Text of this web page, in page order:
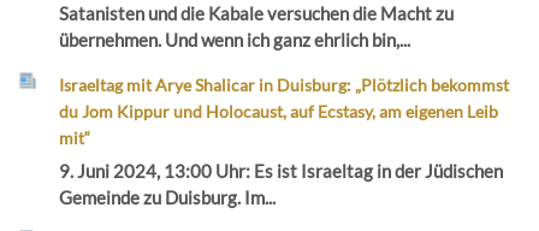
Satanisten und die Kabale versuchen die Macht zu
übernehmen. Und wenn ich ganz ehrlich bin,...
Israeltag mit Arye Shalicar in Duisburg: „Plötzlich bekommst
du Jom Kippur und Holocaust, auf Ecstasy, am eigenen Leib
mit“
9. Juni 2024, 13:00 Uhr: Es ist Israeltag in der Jüdischen
Gemeinde zu Duisburg. Im...